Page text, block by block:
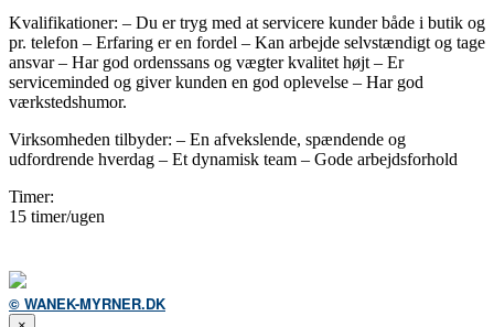
Kvalifikationer: – Du er tryg med at servicere kunder både i butik og
pr. telefon – Erfaring er en fordel – Kan arbejde selvstændigt og tage
ansvar – Har god ordenssans og vægter kvalitet højt – Er
serviceminded og giver kunden en god oplevelse – Har god
værkstedshumor.
Virksomheden tilbyder: – En afvekslende, spændende og
udfordrende hverdag – Et dynamisk team – Gode arbejdsforhold
Timer:
15 timer/ugen
© WANEK-MYRNER.DK